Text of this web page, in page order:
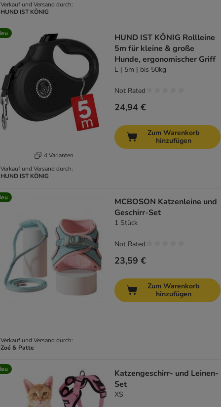
Verkauf und Versand durch:
HUND IST KÖNIG
4 Varianten
Verkauf und Versand durch:
HUND IST KÖNIG
HUND IST KÖNIG Rollleine
5m für kleine & große
Hunde, ergonomischer Griff
L | 5m | bis 50kg
24,94 €
Not Rated
Zum Warenkorb
hinzufügen
Verkauf und Versand durch:
Zoé & Patte
MCBOSON Katzenleine und
Geschirr-Set
1 Stück
23,59 €
Not Rated
Zum Warenkorb
hinzufügen
Katzengeschirr- und Leinen-
Set
XS